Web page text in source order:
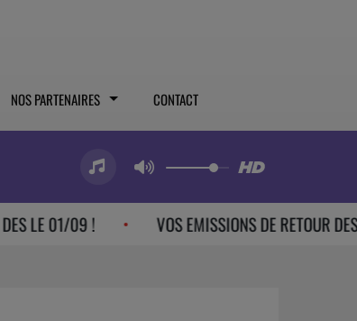
NOS PARTENAIRES CONTACT
LE 01/09 ! VOS EMISSIONS DE RETOUR